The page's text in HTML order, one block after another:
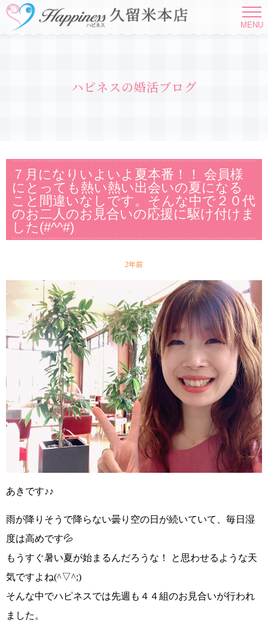
MENU
ハピネスの婚活ブログ
７月になりいよいよ夏本番！！ 会員様
にとっても熱い熱い出会いの夏になる
こと間違いなしです。そんな中で２０代
のお二人のお見合いの応援に駆け付けま
した(#^^#)
2年前
あきです♪♪
雨が降りそうで降らない曇り空の日が続いていて、毎日湿
度は高めです💦
もうすぐ暑い夏が始まるんだろうな！
と思わせるような天
気ですよね(^▽^;)
そんな中でハピネスでは先週も４４組のお見合いが行われ
ました。